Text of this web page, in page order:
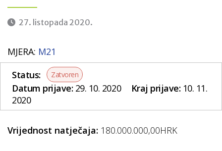
27. listopada 2020.
MJERA: M21
Status:
Zatvoren
Datum prijave:29. 10. 2020 Kraj prijave:10. 11.
2020
Vrijednost natječaja: 180.000.000,00HRK